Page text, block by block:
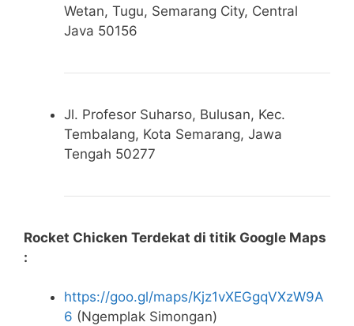
Wetan, Tugu, Semarang City, Central
Java 50156
Jl. Profesor Suharso, Bulusan, Kec.
Tembalang, Kota Semarang, Jawa
Tengah 50277
Rocket Chicken Terdekat di titik Google Maps
:
https://goo.gl/maps/Kjz1vXEGgqVXzW9A
6 (Ngemplak Simongan)